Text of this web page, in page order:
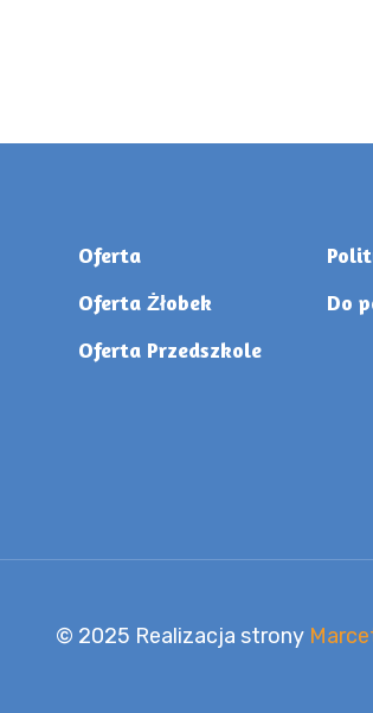
Oferta
Oferta Żłobek
Oferta Przedszkole
Do
© 2025 Realizacja strony